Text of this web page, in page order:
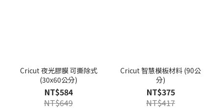
Cricut 夜光膠膜 可撕除式
(30x60公分)
NT$584
NT$649
Cricut 智慧模板材料 (90公
分)
NT$375
NT$417